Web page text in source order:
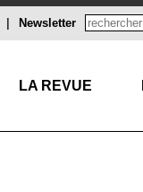
Newsletter
LA REVUE